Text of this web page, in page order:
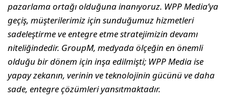
pazarlama ortağı olduğuna inanıyoruz. WPP Media’ya
geçiş, müşterilerimiz için sunduğumuz hizmetleri
sadeleştirme ve entegre etme stratejimizin devamı
niteliğindedir. GroupM, medyada ölçeğin en önemli
olduğu bir dönem için inşa edilmişti; WPP Media ise
yapay zekanın, verinin ve teknolojinin gücünü ve daha
sade, entegre çözümleri yansıtmaktadır.